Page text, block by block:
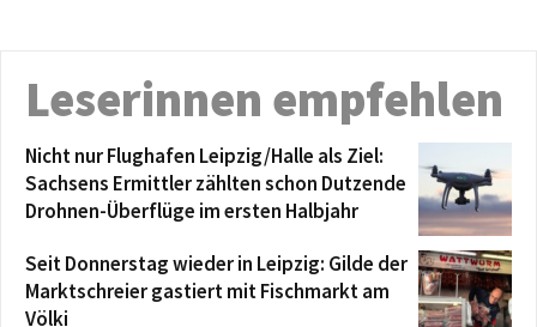
Leserinnen empfehlen
Nicht nur Flughafen Leipzig/Halle als Ziel:
Sachsens Ermittler zählten schon Dutzende
Drohnen-Überflüge im ersten Halbjahr
Seit Donnerstag wieder in Leipzig: Gilde der
Marktschreier gastiert mit Fischmarkt am
Völki